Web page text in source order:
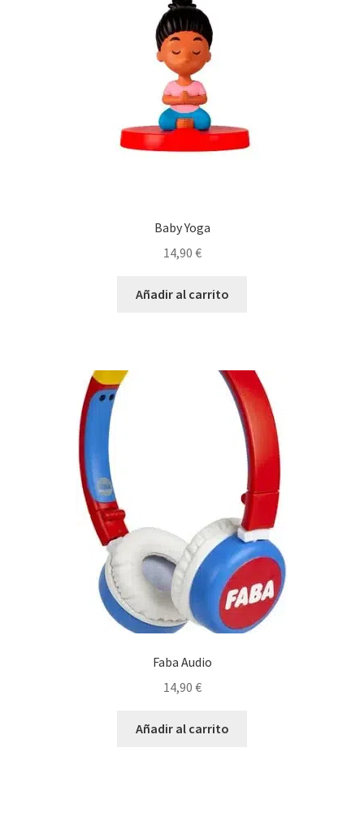
Baby Yoga
14,90 €
Añadir al carrito
Faba Audio
14,90 €
Añadir al carrito